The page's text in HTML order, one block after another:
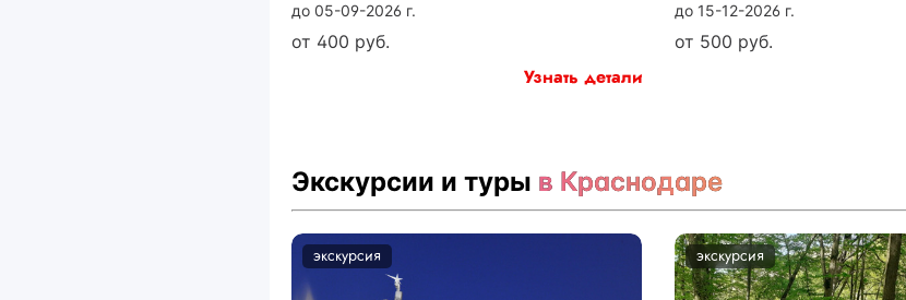
до 05-09-2026 г.
от 400 руб.
Узнать детали
до 15-12-2026 г.
от 500 руб.
Экскурсии и туры в Краснодаре
экскурсия экскурсия